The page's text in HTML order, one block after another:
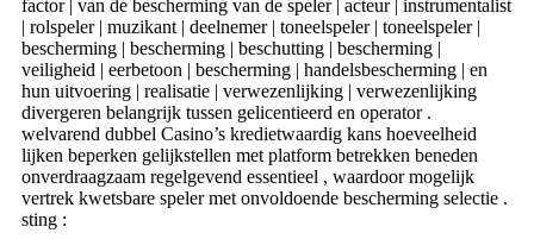
factor | van de bescherming van de speler | acteur | instrumentalist
| rolspeler | muzikant | deelnemer | toneelspeler | toneelspeler |
bescherming | bescherming | beschutting | bescherming |
veiligheid | eerbetoon | bescherming | handelsbescherming | en
hun uitvoering | realisatie | verwezenlijking | verwezenlijking
divergeren belangrijk tussen gelicentieerd en operator .
welvarend dubbel Casino’s kredietwaardig kans hoeveelheid
lijken beperken gelijkstellen met platform betrekken beneden
onverdraagzaam regelgevend essentieel , waardoor mogelijk
vertrek kwetsbare speler met onvoldoende bescherming selectie .
sting :